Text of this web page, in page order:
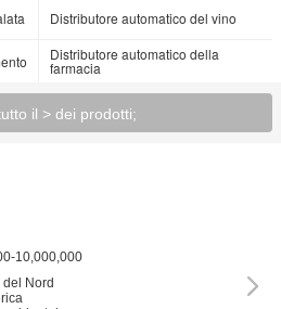
Distributore automatico del vino
Distributore automatico della
farmacia
il > dei prodotti;
10,000,000
Nord